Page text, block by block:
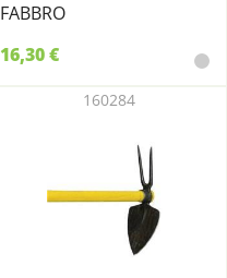
FABBRO
16,30 €
160284